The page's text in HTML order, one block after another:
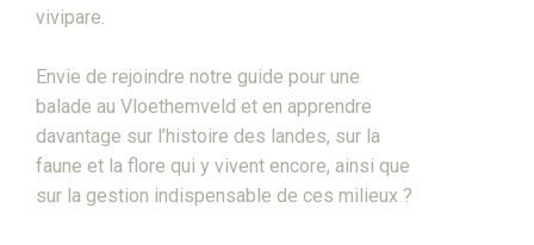
vivipare.
Envie de rejoindre notre guide pour une
balade au Vloethemveld et en apprendre
davantage sur l’histoire des landes, sur la
faune et la flore qui y vivent encore, ainsi que
sur la gestion indispensable de ces milieux ?